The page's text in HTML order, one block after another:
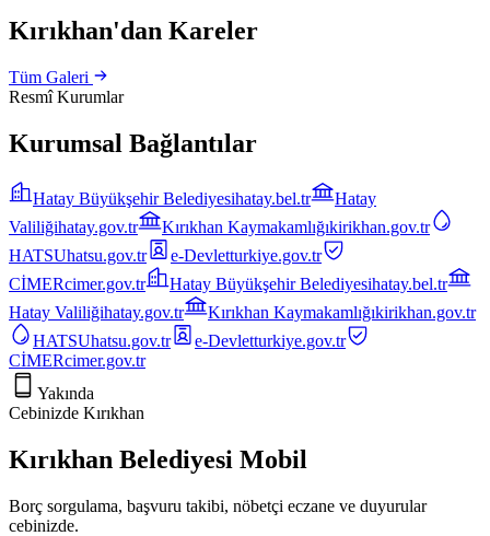
Kırıkhan'dan Kareler
Tüm Galeri
Resmî Kurumlar
Kurumsal Bağlantılar
Hatay Büyükşehir Belediyesihatay.bel.tr
Hatay
Valiliğihatay.gov.tr Kırıkhan Kaymakamlığıkirikhan.gov.tr
HATSUhatsu.gov.tr e-Devletturkiye.gov.tr
CİMERcimer.gov.tr Hatay Büyükşehir Belediyesihatay.bel.tr
Hatay Valiliğihatay.gov.tr Kırıkhan Kaymakamlığıkirikhan.gov.tr
HATSUhatsu.gov.tr e-Devletturkiye.gov.tr
CİMERcimer.gov.tr
Yakında
Cebinizde Kırıkhan
Kırıkhan Belediyesi Mobil
Borç sorgulama, başvuru takibi, nöbetçi eczane ve duyurular
cebinizde.